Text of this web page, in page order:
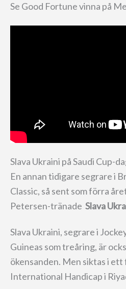
Se Good Fortune vinna på
Slava Ukraini på Saudi Cup-
En annan tidigare segrare i
Classic, så sent som förra
Petersen-tränade Slava
Slava Ukraini, segrare i
Guineas som treåring, är
ökensanden. Men siktas i ett
International Handicap i